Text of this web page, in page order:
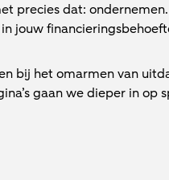
precies dat:
jouw
bij het omarmen van
gaan we dieper in